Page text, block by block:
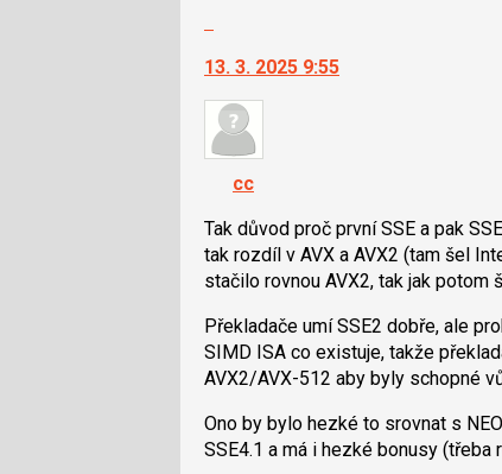
další
nový
názor.
lze
použít
i
klávesy
pro
následující
a
pro
předchozí
13. 3. 2025 9:55
cc
Tak důvod proč první SSE a pak
tak rozdíl v AVX a AVX2 (tam šel
stačilo rovnou AVX2, tak jak potom
Překladače umí SSE2 dobře, ale
SIMD ISA co existuje, takže
AVX2/AVX-512 aby byly schopné
Ono by bylo hezké to srovnat s
SSE4.1 a má i hezké bonusy